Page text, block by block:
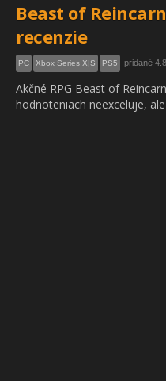
Beast of
recenzie
PC Xbox Series X|S PS5 pridané
Akčné RPG Beast of
hodnoteniach neexceluje,